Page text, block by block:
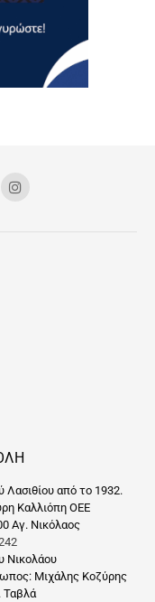
Λασιθίου από το 1932.
Καλλιόπη ΟΕΕ
Αγ. Νικόλαος
Νικολάου
Μιχάλης Κοζύρης
Ταβλά